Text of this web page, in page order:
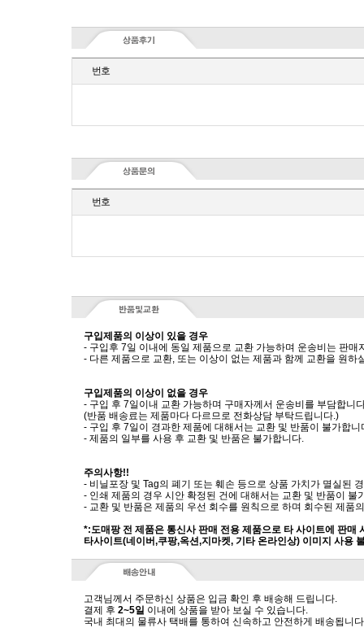
번호
번호
구입제품의 이상이 있을 경우
- 구입후 7일 이내에 동일 제품으로 교환 가능하며 운송비는 판매
- 다른 제품으로 교환, 또는 이상이 없는 제품과 함께 교환을 원하
구입제품의 이상이 없을 경우
- 구입 후 7일이내 교환 가능하며 구매자께서 운송비를 부담합니
(반품 배송료는 제품마다 다르므로 전화상담 부탁드립니다.)
- 구입 후 7일이 경과한 제품에 대해서는 교환 및 반품이 불가합니
- 제품의 일부를 사용 후 교환 및 반품은 불가합니다.
주의사항!!
- 비닐포장 및 Tag의 폐기 또는 훼손 등으로 상품 가치가 멸실된
- 인쇄 제품의 경우 시안 확정된 건에 대해서는 교환 및 반품이 불
- 교환 및 반품은 제품의 우선 회수를 원칙으로 하며 회수된 제품
*:도매팡 전 제품은 통신사 판매 전용 제품으로 타 사이트에 판매
타사이트(네이버,쿠팡,옥션,지마켓, 기타 온라인상) 이미지 사용
고객님께서 주문하신 상품은 입금 확인 후 배송해 드립니다.
결제 후 2~5일 이내에 상품을 받아 보실 수 있습니다.
국내 최대의 물류사 택배를 통하여 신속하고 안전하게 배송됩니